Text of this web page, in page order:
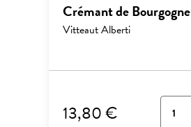
Crémant de Bourgogne
Vitteaut Alberti
13,80 €